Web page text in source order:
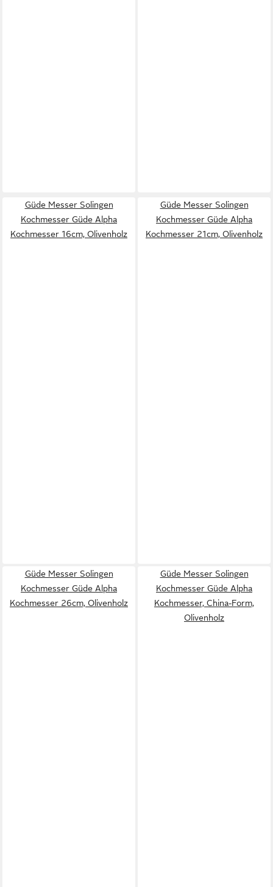
Güde Messer Solingen
Kochmesser Güde Alpha
Kochmesser 16cm, Olivenholz
Güde Messer Solingen
Kochmesser Güde Alpha
Kochmesser 21cm, Olivenholz
Güde Messer Solingen
Kochmesser Güde Alpha
Kochmesser 26cm, Olivenholz
Güde Messer Solingen
Kochmesser Güde Alpha
Kochmesser, China-Form,
Olivenholz